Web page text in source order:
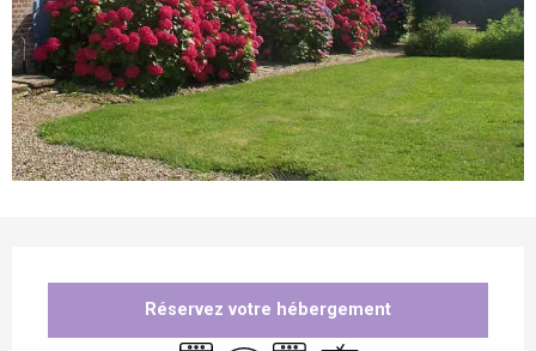
Réservez votre hébergement